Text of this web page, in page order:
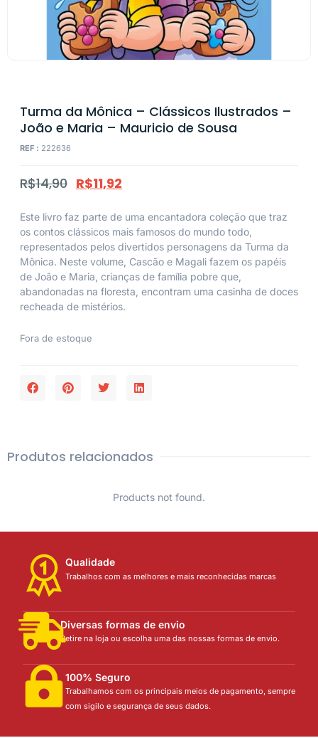
Turma da Mônica – Clássicos Ilustrados –
João e Maria – Mauricio de Sousa
REF : 222636
R$14,90 R$11,92
Este livro faz parte de uma encantadora coleção que traz
os contos clássicos mais famosos do mundo todo,
representados pelos divertidos personagens da Turma da
Mônica. Neste volume, Cascão e Magali fazem os papéis
de João e Maria, crianças de família pobre que,
abandonadas na floresta, encontram uma casinha de doces
recheada de mistérios.
Fora de estoque
Produtos relacionados
Products not found.
Qualidade
Trabalhos com as melhores e mais reconhecidas marcas
Diversas formas de envio
Retire na loja ou escolha uma das nossas formas de envio.
100% Seguro
Trabalhamos com os principais meios de pagamento, sempre
com sigilo e segurança de seus dados.